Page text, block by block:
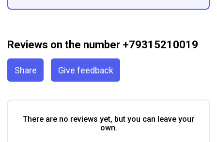
Reviews on the number +79315210019
Share Give feedback
There are no reviews yet, but you can leave your
own.